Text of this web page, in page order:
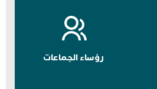
رؤساء الجماعات